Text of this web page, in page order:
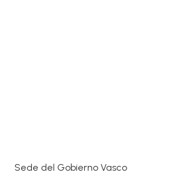
Sede del Gobierno Vasco